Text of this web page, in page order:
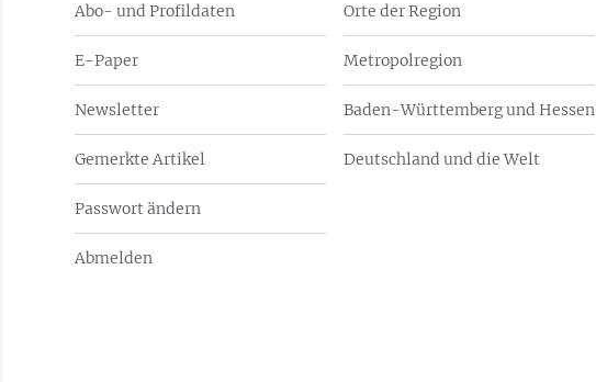
Abo- und Profildaten
E-Paper
Newsletter
Gemerkte Artikel
Passwort ändern
Abmelden
Orte der Region
Metropolregion
Baden-Württemberg und Hessen
Deutschland und die Welt